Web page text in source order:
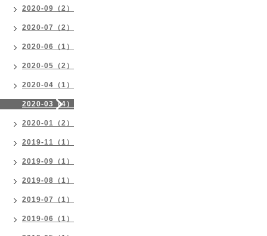
2020-09（2）
2020-07（2）
2020-06（1）
2020-05（2）
2020-04（1）
2020-03（4）
2020-01（2）
2019-11（1）
2019-09（1）
2019-08（1）
2019-07（1）
2019-06（1）